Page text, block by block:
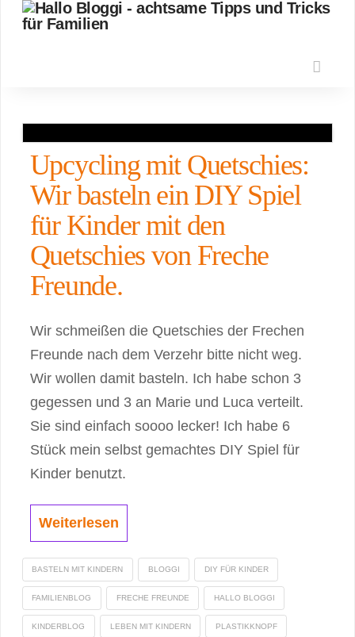
Upcycling mit Quetschies:
Wir basteln ein DIY Spiel
für Kinder mit den
Quetschies von Freche
Freunde.
Wir schmeißen die Quetschies der Frechen
Freunde nach dem Verzehr bitte nicht weg.
Wir wollen damit basteln. Ich habe schon 3
gegessen und 3 an Marie und Luca verteilt.
Sie sind einfach soooo lecker! Ich habe 6
Stück mein selbst gemachtes DIY Spiel für
Kinder benutzt.
Weiterlesen
BASTELN MIT KINDERN BLOGGI DIY FÜR KINDER
FAMILIENBLOG FRECHE FREUNDE HALLO BLOGGI
KINDERBLOG LEBEN MIT KINDERN PLASTIKKNOPF